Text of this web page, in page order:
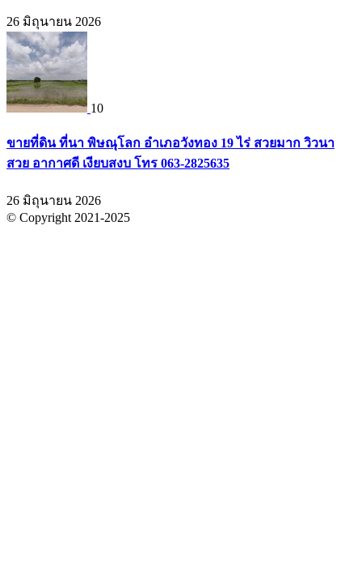
26 มิถุนายน 2026
10
ขายที่ดิน ที่นา พิษณุโลก อำเภอวังทอง 19 ไร่ สวยมาก วิวนา
สวย อากาศดี เงียบสงบ โทร 063-2825635
26 มิถุนายน 2026
© Copyright 2021-2025